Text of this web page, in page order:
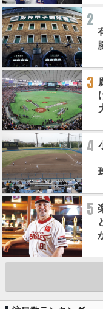
2
3
4
5